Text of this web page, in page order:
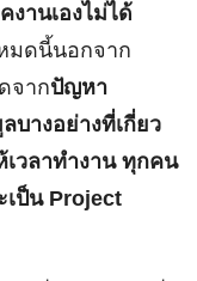
านเองไม่ได้
มดนี้นอกจาก
จากปัญหา
างอย่างที่เกี่ยว
วลาทำงาน ทุกคน
ป็น Project